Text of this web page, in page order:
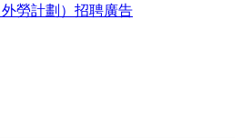
勞計劃）招聘廣告